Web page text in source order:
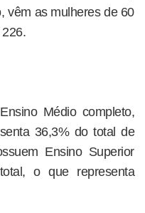
vêm as mulheres de 60
Médio completo,
36,3% do total de
Ensino Superior
o que representa